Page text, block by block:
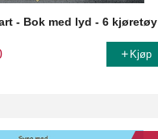
- Bok med lyd - 6 kjøretøy
Kjøp